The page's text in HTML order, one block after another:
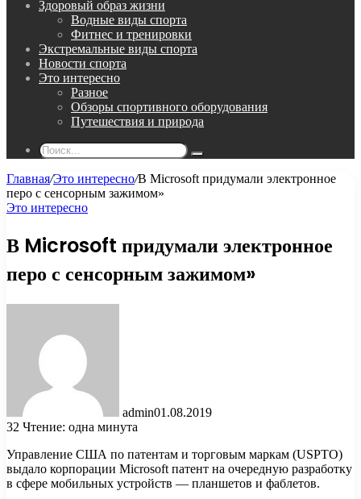
Здоровый образ жизни
Водные виды спорта
Фитнес и тренировки
Экстремальные виды спорта
Новости спорта
Это интересно
Разное
Обзоры спортивного оборудования
Путешествия и природа
Поиск...
Главная/Это интересно/В Microsoft придумали электронное
перо с сенсорным зажимом»
Это интересно
В Microsoft придумали электронное
перо с сенсорным зажимом»
admin01.08.2019
32 Чтение: одна минута
Управление США по патентам и торговым маркам (USPTO)
выдало корпорации Microsoft патент на очередную разработку
в сфере мобильных устройств — планшетов и фаблетов.